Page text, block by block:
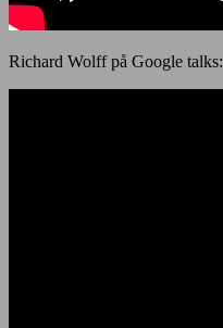
Richard Wolff på Google talks: